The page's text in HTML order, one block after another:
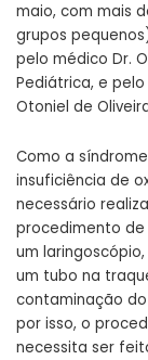
maio, com mais
grupos
pelo médico Dr.
Pediátrica, e
Otoniel de
Como a
insuficiência de
necessário
procedimento
um
um tubo na
contaminação
por isso, o
necessita ser